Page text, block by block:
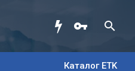
Каталог ETK